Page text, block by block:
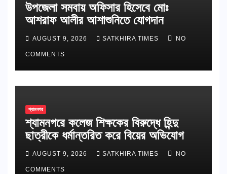
উপজেলা সমবায় অফিসার হিসেবে মোঃ
আশরাফ আলীর আশাশুনিতে যোগদান
AUGUST 9, 2026 SATKHIRA TIMES NO
COMMENTS
শ্যামনগর
শ্যামনগরে কলেজ শিক্ষকের বিরুদ্ধে হিন্দু
ছাত্রীকে ধর্মান্তরিত করে বিয়ের অভিযোগ
AUGUST 9, 2026 SATKHIRA TIMES NO
COMMENTS